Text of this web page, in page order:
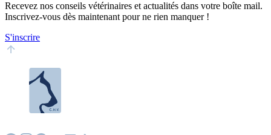
Recevez nos conseils vétérinaires et actualités dans votre boîte mail.
Inscrivez-vous dès maintenant pour ne rien manquer !
S'inscrire